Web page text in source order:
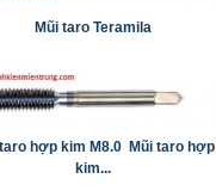
Mũi taro Teramila
hợp kim M8.0 Mũi taro hợp
kim...